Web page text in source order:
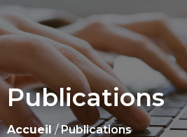
Publications
Accueil /Publications